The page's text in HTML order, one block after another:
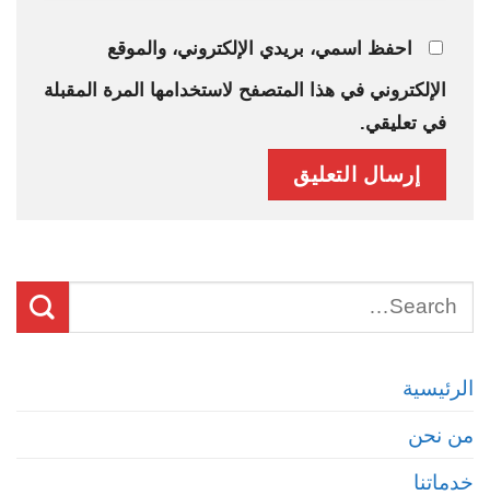
الرئيسية
من نحن
خدماتنا
احفظ اسمي، بريدي الإلكتروني، والموقع
الإلكتروني في هذا المتصفح لاستخدامها المرة المقبلة
في تعليقي.